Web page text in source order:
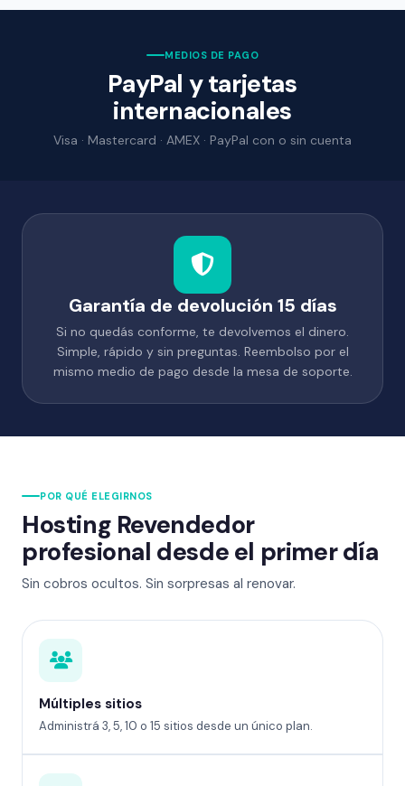
MEDIOS DE PAGO
PayPal y tarjetas
internacionales
Visa · Mastercard · AMEX · PayPal con o sin cuenta
Garantía de devolución 15 días
Si no quedás conforme, te devolvemos el dinero.
Simple, rápido y sin preguntas. Reembolso por el
mismo medio de pago desde la mesa de soporte.
POR QUÉ ELEGIRNOS
Hosting Revendedor
profesional desde el primer día
Sin cobros ocultos. Sin sorpresas al renovar.
Múltiples sitios
Administrá 3, 5, 10 o 15 sitios desde un único plan.